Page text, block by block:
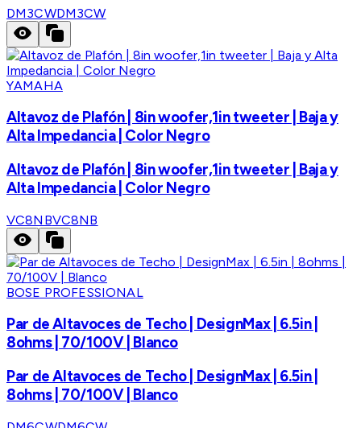
DM3CWDM3CW
YAMAHA
Altavoz de Plafón | 8in woofer,1in tweeter | Baja y
Alta Impedancia | Color Negro
Altavoz de Plafón | 8in woofer,1in tweeter | Baja y
Alta Impedancia | Color Negro
VC8NBVC8NB
BOSE PROFESSIONAL
Par de Altavoces de Techo | DesignMax | 6.5in |
8ohms | 70/100V | Blanco
Par de Altavoces de Techo | DesignMax | 6.5in |
8ohms | 70/100V | Blanco